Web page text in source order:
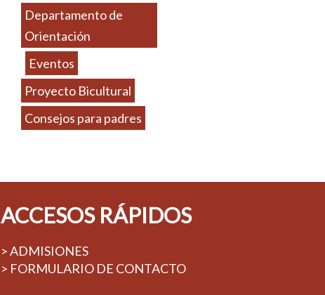
Departamento de
Orientación
Eventos
Proyecto Bicultural
Consejos para padres
ACCESOS RÁPIDOS
> ADMISIONES
> FORMULARIO DE CONTACTO